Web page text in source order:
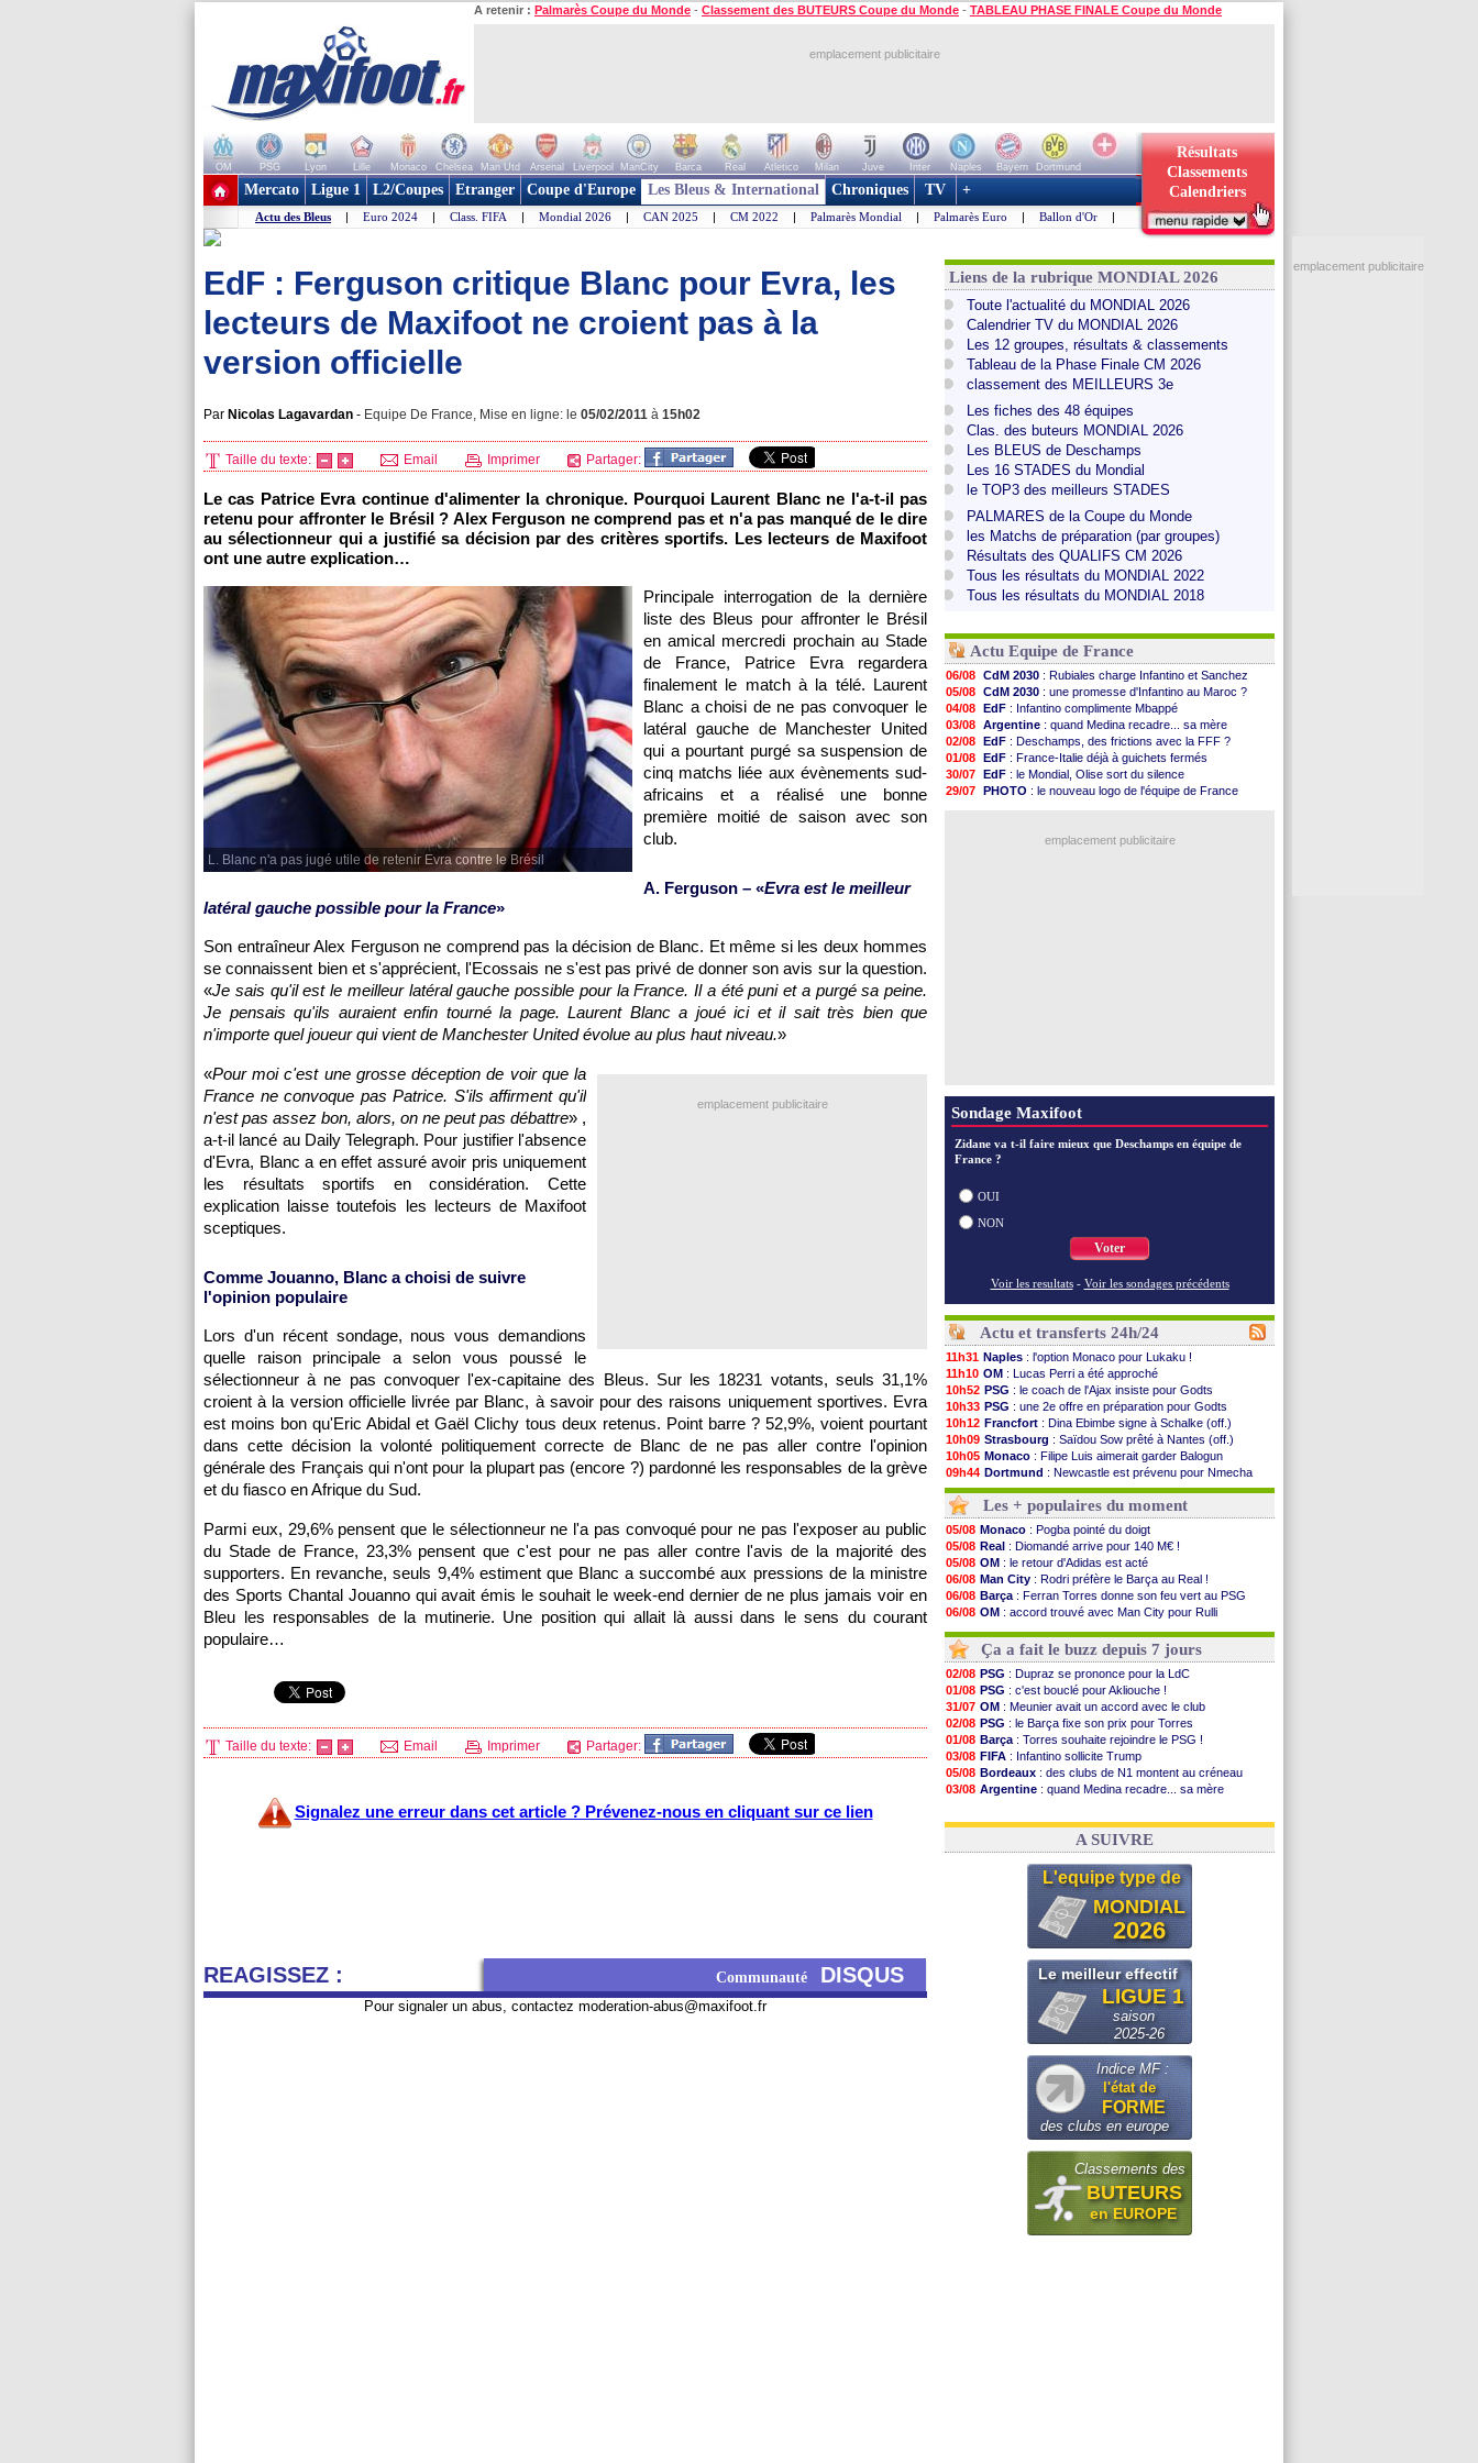
A retenir : Palmarès Coupe du Monde - Classement des BUTEURS Coupe du Monde - TABLEAU PHASE FINALE Coupe du Monde
emplacement publicitaire
OM PSG Lyon Lille Monaco Chelsea Man Utd Arsenal Liverpool ManCity Barca Real Atletico Milan Juve Inter Naples Bayern
Dortmund
+ de clubs
Résultats
Classements
Calendriers
Mercato Ligue 1 L2/Coupes Etranger Coupe d'Europe Les Bleus & International Chroniques TV +
Actu des Bleus | Euro 2024 | Class. FIFA | Mondial 2026 | CAN 2025 | CM 2022 | Palmarès Mondial | Palmarès Euro | Ballon d'Or |
EdF : Ferguson critique Blanc pour Evra, les
lecteurs de Maxifoot ne croient pas à la
version officielle
Par Nicolas Lagavardan - Equipe De France, Mise en ligne: le 05/02/2011 à 15h02
Taille du texte: Email Imprimer Partager:
Le cas Patrice Evra continue d'alimenter la chronique. Pourquoi Laurent Blanc ne l'a-t-il pas
retenu pour affronter le Brésil ? Alex Ferguson ne comprend pas et n'a pas manqué de le dire
au sélectionneur qui a justifié sa décision par des critères sportifs. Les lecteurs de Maxifoot
ont une autre explication…
L. Blanc n'a pas jugé utile de retenir Evra contre le Brésil
Principale interrogation de la dernière
liste des Bleus pour affronter le Brésil
en amical mercredi prochain au Stade
de France, Patrice Evra regardera
finalement le match à la télé. Laurent
Blanc a choisi de ne pas convoquer le
latéral gauche de Manchester United
qui a pourtant purgé sa suspension de
cinq matchs liée aux évènements sud-
africains et a réalisé une bonne
première moitié de saison avec son
club.
A. Ferguson – «Evra est le meilleur
latéral gauche possible pour la France»
Son entraîneur Alex Ferguson ne comprend pas la décision de Blanc. Et même si les deux hommes
se connaissent bien et s'apprécient, l'Ecossais ne s'est pas privé de donner son avis sur la question.
«Je sais qu'il est le meilleur latéral gauche possible pour la France. Il a été puni et a purgé sa peine.
Je pensais qu'ils auraient enfin tourné la page. Laurent Blanc a joué ici et il sait très bien que
n'importe quel joueur qui vient de Manchester United évolue au plus haut niveau.»
emplacement publicitaire
«Pour moi c'est une grosse déception de voir que la
France ne convoque pas Patrice. S'ils affirment qu'il
n'est pas assez bon, alors, on ne peut pas débattre» ,
a-t-il lancé au Daily Telegraph. Pour justifier l'absence
d'Evra, Blanc a en effet assuré avoir pris uniquement
les résultats sportifs en considération. Cette
explication laisse toutefois les lecteurs de Maxifoot
sceptiques.
Comme Jouanno, Blanc a choisi de suivre
l'opinion populaire
Lors d'un récent sondage, nous vous demandions
quelle raison principale a selon vous poussé le
sélectionneur à ne pas convoquer l'ex-capitaine des Bleus. Sur les 18231 votants, seuls 31,1%
croient à la version officielle livrée par Blanc, à savoir pour des raisons uniquement sportives. Evra
est moins bon qu'Eric Abidal et Gaël Clichy tous deux retenus. Point barre ? 52,9%, voient pourtant
dans cette décision la volonté politiquement correcte de Blanc de ne pas aller contre l'opinion
générale des Français qui n'ont pour la plupart pas (encore ?) pardonné les responsables de la grève
et du fiasco en Afrique du Sud.
Parmi eux, 29,6% pensent que le sélectionneur ne l'a pas convoqué pour ne pas l'exposer au public
du Stade de France, 23,3% pensent que c'est pour ne pas aller contre l'avis de la majorité des
supporters. En revanche, seuls 9,4% estiment que Blanc a succombé aux pressions de la ministre
des Sports Chantal Jouanno qui avait émis le souhait le week-end dernier de ne plus jamais voir en
Bleu les responsables de la mutinerie. Une position qui allait là aussi dans le sens du courant
populaire…
Taille du texte: Email Imprimer Partager:
Signalez une erreur dans cet article ? Prévenez-nous en cliquant sur ce lien
REAGISSEZ : Communauté DISQUS
Pour signaler un abus, contactez moderation-abus@maxifoot.fr
Liens de la rubrique MONDIAL 2026
Toute l'actualité du MONDIAL 2026
Calendrier TV du MONDIAL 2026
Les 12 groupes, résultats & classements
Tableau de la Phase Finale CM 2026
classement des MEILLEURS 3e
Les fiches des 48 équipes
Clas. des buteurs MONDIAL 2026
Les BLEUS de Deschamps
Les 16 STADES du Mondial
le TOP3 des meilleurs STADES
PALMARES de la Coupe du Monde
les Matchs de préparation (par groupes)
Résultats des QUALIFS CM 2026
Tous les résultats du MONDIAL 2022
Tous les résultats du MONDIAL 2018
Actu Equipe de France
06/08 CdM 2030 : Rubiales charge Infantino et Sanchez
05/08 CdM 2030 : une promesse d'Infantino au Maroc ?
04/08 EdF : Infantino complimente Mbappé
03/08 Argentine : quand Medina recadre... sa mère
02/08 EdF : Deschamps, des frictions avec la FFF ?
01/08 EdF : France-Italie déjà à guichets fermés
30/07 EdF : le Mondial, Olise sort du silence
29/07 PHOTO : le nouveau logo de l'équipe de France
: Zidane pense déjà à un retour de Mendy
emplacement publicitaire
Sondage Maxifoot
Zidane va t-il faire mieux que Deschamps en équipe de
France ?
OUI
NON
Voter
Voir les resultats - Voir les sondages précédents
Actu et transferts 24h/24
11h31 Naples : l'option Monaco pour Lukaku !
11h10 OM : Lucas Perri a été approché
10h52 PSG : le coach de l'Ajax insiste pour Godts
10h33 PSG : une 2e offre en préparation pour Godts
10h12 Francfort : Dina Ebimbe signe à Schalke (off.)
10h09 Strasbourg : Saïdou Sow prêté à Nantes (off.)
10h05 Monaco : Filipe Luis aimerait garder Balogun
09h44 Dortmund : Newcastle est prévenu pour Nmecha
09h24 Barça: première offre à 45 M€ pour Rodri ?
09h06
Argentine: le soutien très appuyé à Infantino
08h44 Tottenham: Van de Ven va prolonger
08h22
Barça: l'agent de Rodri confirme !
06/08 FIFA : la CAF soutient Infantino
06/08 CdM 2030: Rubiales charge Infantino et ...
06/08 Rennes: Embolo a des pistes alléchantes
06/08 Côte d'Ivoire: Renard affiche ses ambitions
06/08 Rennes: Haise confirme pour Aït Boudlal
06/08 Man City: Trafford à Leeds pour 47 M€ (off...
06/08
Man Utd: Zirkzee vers la Juventus ?
06/08 Amical: Monaco s'impose contre Getafe
06/08 Nantes: Der Zakarian et sa relation avec Kita
06/08 OM : le club prêt à libérer Kondogbia ?
06/08 Monaco: le message touchant d'Akliouche
06/08 FIFA: Tebas en remet une couche
Voir les brèves précédentes
Les + populaires du moment
05/08 Monaco : Pogba pointé du doigt
05/08 Real : Diomandé arrive pour 140 M€ !
05/08 OM : le retour d'Adidas est acté
06/08 Man City : Rodri préfère le Barça au Real !
06/08 Barça : Ferran Torres donne son feu vert au PSG
06/08 OM : accord trouvé avec Man City pour Rulli
06/08
PSG: Luis Enrique satisfait malgré tout
Ça a fait le buzz depuis 7 jours
02/08 PSG : Dupraz se prononce pour la LdC
01/08 PSG : c'est bouclé pour Akliouche !
31/07 OM : Meunier avait un accord avec le club
02/08 PSG : le Barça fixe son prix pour Torres
01/08 Barça : Torres souhaite rejoindre le PSG !
03/08 FIFA : Infantino sollicite Trump
05/08 Bordeaux : des clubs de N1 montent au créneau
03/08 Argentine : quand Medina recadre... sa mère
03/08 OM: Paixão attire un 2e club anglais
A SUIVRE
L'equipe type de
MONDIAL
2026
Le meilleur effectif
LIGUE 1
saison
2025-26
Indice MF :
l'état de
FORME
des clubs en europe
Classements des
BUTEURS
en EUROPE
emplacement publicitaire